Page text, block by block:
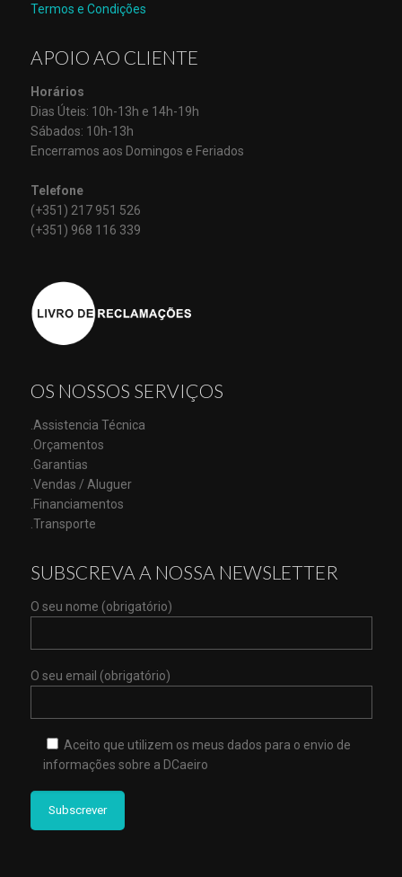
Termos e Condições
APOIO AO CLIENTE
Horários
Dias Úteis: 10h-13h e 14h-19h
Sábados: 10h-13h
Encerramos aos Domingos e Feriados
Telefone
(+351) 217 951 526
(+351) 968 116 339
OS NOSSOS SERVIÇOS
.Assistencia Técnica
.Orçamentos
.Garantias
.Vendas / Aluguer
.Financiamentos
.Transporte
SUBSCREVA A NOSSA NEWSLETTER
O seu nome (obrigatório)
O seu email (obrigatório)
Aceito que utilizem os meus dados para o envio de
informações sobre a DCaeiro